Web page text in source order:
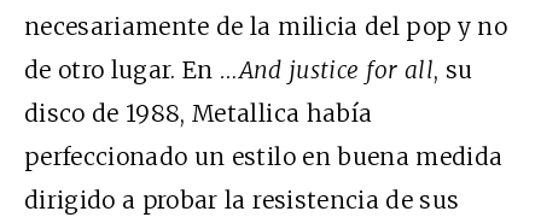
necesariamente de la milicia del pop y no
de otro lugar. En …And justice for all, su
disco de 1988, Metallica había
perfeccionado un estilo en buena medida
dirigido a probar la resistencia de sus